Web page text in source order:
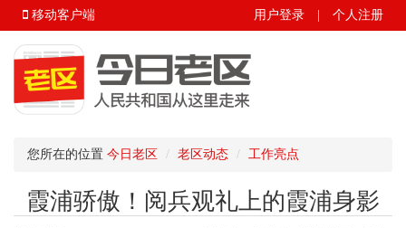
用户登录 个人注册
移动客户端
您所在的位置 今日老区 老区动态 工作亮点
霞浦骄傲！阅兵观礼上的霞浦身影